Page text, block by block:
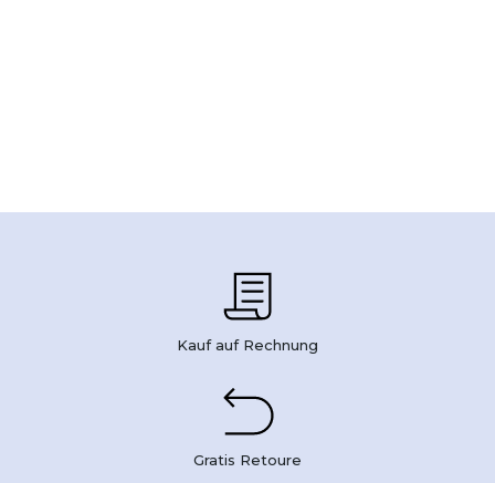
Kauf auf Rechnung
Gratis Retoure